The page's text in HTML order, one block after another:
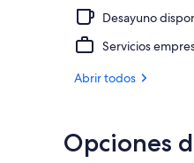
Desayuno
Servicios
Abrir todos
Opciones